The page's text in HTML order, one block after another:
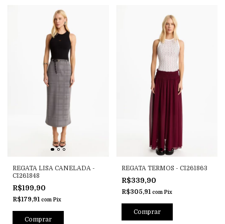
REGATA LISA CANELADA -
CI261848
R$199,90
R$179,91 com Pix
Comprar
REGATA TERMOS - CI261863
R$339,90
R$305,91 com Pix
Comprar